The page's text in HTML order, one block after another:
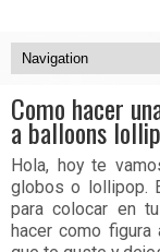
Como hacer
a balloons
Hola, hoy te
globos o lollipop.
para colocar en
hacer como